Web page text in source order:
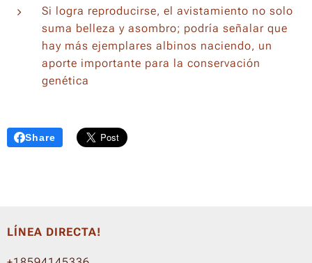
Si logra reproducirse, el avistamiento no solo
suma belleza y asombro; podría señalar que
hay más ejemplares albinos naciendo, un
aporte importante para la conservación
genética
Share
LÍNEA DIRECTA!